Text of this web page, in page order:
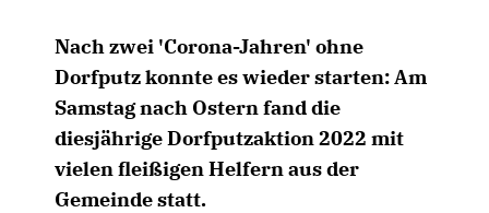
Nach zwei 'Corona-Jahren' ohne
Dorfputz konnte es wieder starten: Am
Samstag nach Ostern fand die
diesjährige Dorfputzaktion 2022 mit
vielen fleißigen Helfern aus der
Gemeinde statt.